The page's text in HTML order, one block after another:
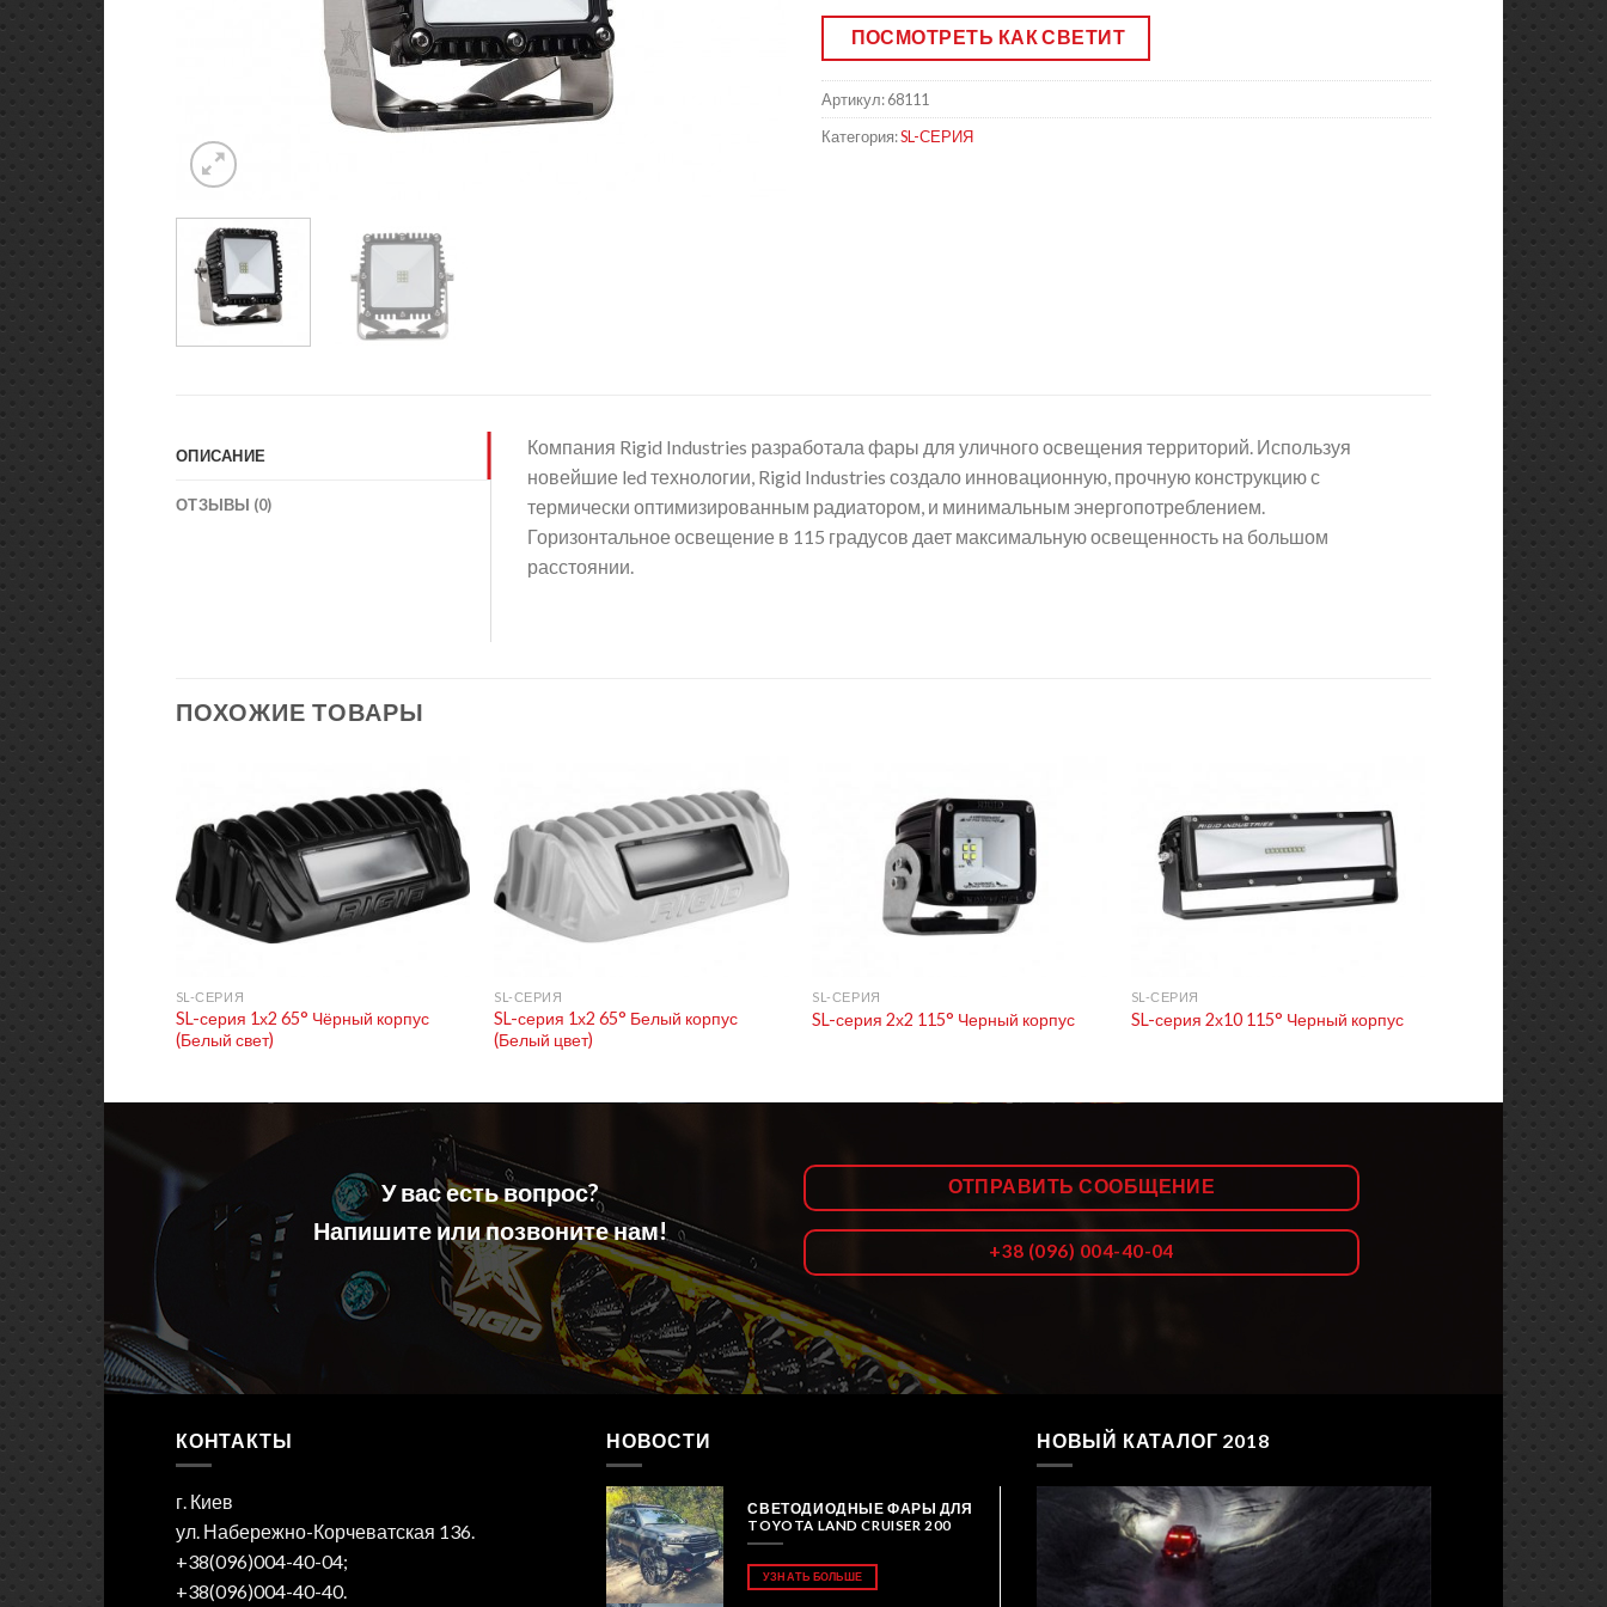
ПОСМОТРЕТЬ КАК СВЕТИТ
Артикул:68111
Категория:SL-СЕРИЯ
ОПИСАНИЕ
ОТЗЫВЫ (0)
Компания Rigid Industries разработала фары для уличного освещения территорий. Используя
новейшие led технологии, Rigid Industries создало инновационную, прочную конструкцию с
термически оптимизированным радиатором, и минимальным энергопотреблением.
Горизонтальное освещение в 115 градусов дает максимальную освещенность на большом
расстоянии.
ПОХОЖИЕ ТОВАРЫ
SL-СЕРИЯ
SL-серия 1х2 65° Чёрный корпус
(Белый свет)
SL-СЕРИЯ
SL-серия 1х2 65° Белый корпус
(Белый цвет)
SL-СЕРИЯ
SL-серия 2х2 115° Черный корпус
SL-СЕРИЯ
SL-серия 2х10 115° Черный корпус
У вас есть вопрос?
Напишите или позвоните нам!
ОТПРАВИТЬ СООБЩЕНИЕ
+38 (096) 004-40-04
КОНТАКТЫ
г. Киев
ул. Набережно-Корчеватская 136.
+38(096)004-40-04;
+38(096)004-40-40.
НОВОСТИ
СВЕТОДИОДНЫЕ ФАРЫ ДЛЯ
TOYOTA LAND CRUISER 200
УЗНАТЬ БОЛЬШЕ
НОВЫЙ КАТАЛОГ 2018